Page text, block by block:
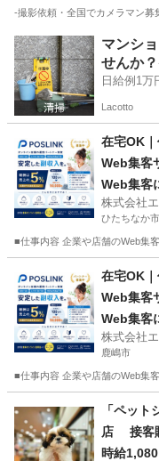
-撮影依頼・全国でカメラマン
茨城 土浦市 その他
マンシ
せんか
Lacotto
在宅OK
Web集客
Web集客
株式会社
ひたちなか市
■仕事内容 企業や店舗のWeb集
ひたちなか市 そ
在宅OK
Web集客
Web集客
株式会社
鹿嶋市
■仕事内容 企業や店舗のWeb集
その他
「ペッ
店 接客
時給1,080